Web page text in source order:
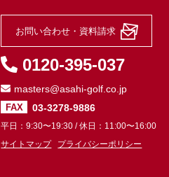
お問い合わせ・資料請求
0120-395-037
masters@asahi-golf.co.jp
FAX 03-3278-9886
平日：9:30〜19:30 / 休日：11:00〜16:00
サイトマップ
プライバシーポリシー